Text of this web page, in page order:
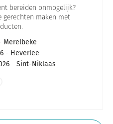
bereiden onmogelijk?
gerechten maken met
Merelbeke
- Heverlee
- Sint-Niklaas